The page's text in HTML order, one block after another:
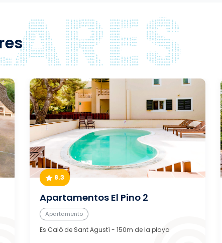
8.3
Apartamentos El Pino 2
Apartamento
Es Caló de Sant Agustí- 150m de la playa